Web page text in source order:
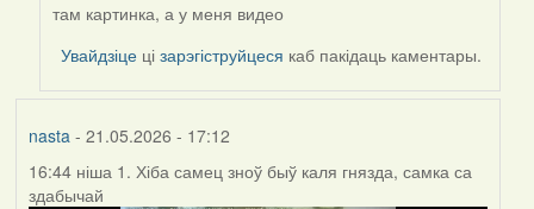
In
reply
by
там картинка, а у меня видео
Увайдзіце цізарэгіструйцеся каб пакідаць каментары.
nasta- 21.05.2026 - 17:12
16:44 ніша 1. Хіба самец зноў быў каля гнязда, самка са
здабычай